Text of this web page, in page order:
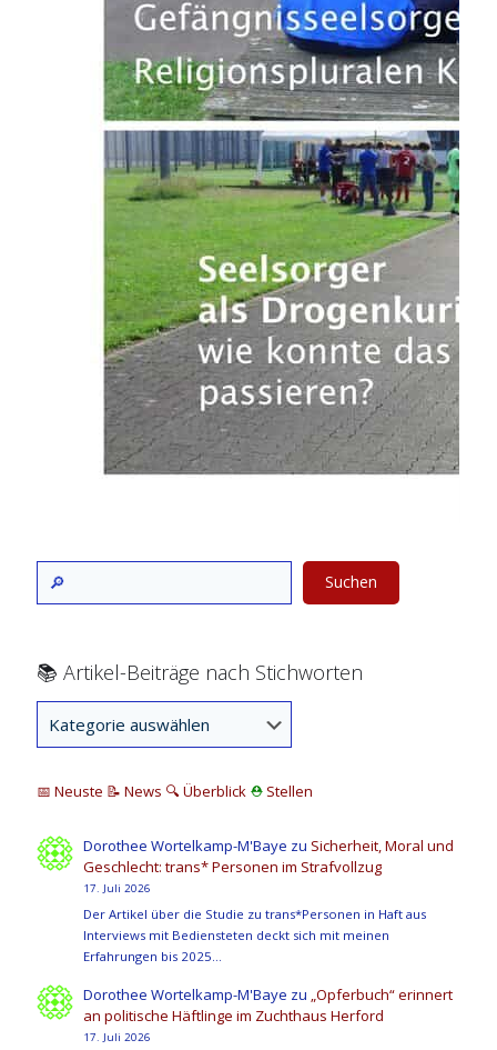
Suchen
📚 Artikel-Beiträge nach Stichworten
📅 Neuste 📝 News 🔍 Überblick ⛑ Stellen
Dorothee Wortelkamp-M'Baye zu Sicherheit, Moral und
Geschlecht: trans* Personen im Strafvollzug
17. Juli 2026
Der Artikel über die Studie zu trans*Personen in Haft aus
Interviews mit Bediensteten deckt sich mit meinen
Erfahrungen bis 2025…
Dorothee Wortelkamp-M'Baye zu „Opferbuch“ erinnert
an politische Häftlinge im Zuchthaus Herford
17. Juli 2026